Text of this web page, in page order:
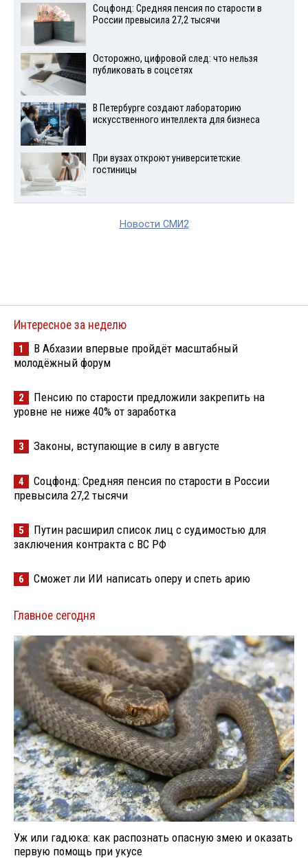
Соцфонд: Средняя пенсия по старости в
России превысила 27,2 тысячи
Осторожно, цифровой след: что нельзя
публиковать в соцсетях
В Петербурге создают лабораторию
искусственного интеллекта для бизнеса
При вузах откроют университетские
гостиницы
Новости СМИ2
Интересное за неделю
1
В Абхазии впервые пройдёт масштабный
молодёжный форум
2
Пенсию по старости предложили закрепить на
уровне не ниже 40% от заработка
3 Законы, вступающие в силу в августе
4
Соцфонд: Средняя пенсия по старости в России
превысила 27,2 тысячи
5
Путин расширил список лиц с судимостью для
заключения контракта с ВС РФ
6 Сможет ли ИИ написать оперу и спеть арию
Главное сегодня
Уж или гадюка: как распознать опасную змею и оказать
первую помощь при укусе